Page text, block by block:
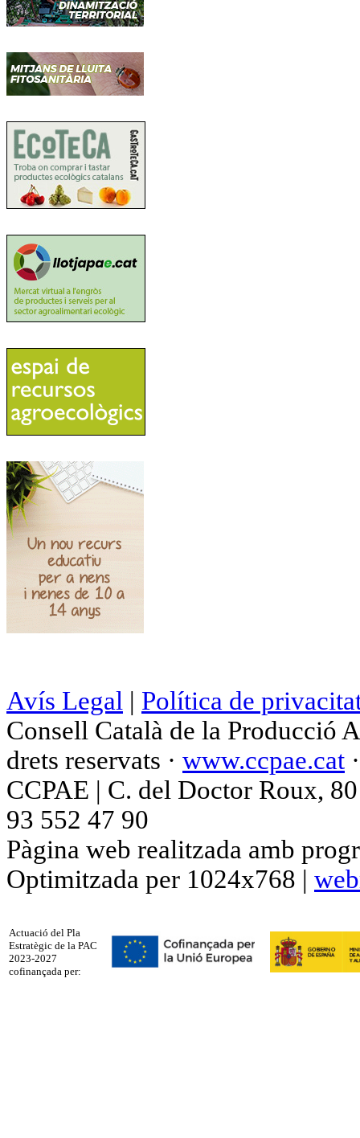
Avís Legal | Política de
Consell Català de la Producció
drets reservats · www.ccpae.cat
CCPAE | C. del Doctor Roux,
93 552 47 90
Pàgina web realitzada amb
Optimitzada per 1024x768 |
Actuació del Pla
Estratègic de la PAC
2023-2027
cofinançada per: